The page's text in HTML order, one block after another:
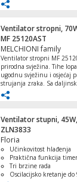
Veliki rezervoar za
Timer funkcija do 7 sati
Ventilator stropni,
MF 25120AST
MELCHIONI family
Ventilator stropni MF
prirodna svježina. Tihe
ugodnu svježinu i osjećaj
strujanja zraka. Sa
upravljačem (baterija nije
metalne lopatice • Prečnik:
brzine rada • Napajanje:
50–60 Hz • Snaga: 70 W •
Dimenzije (D x Š x V): 54,5
Ventilator stupni,
ZLN3833
Floria
Učinkovitost hlađenja
Praktična funkcija
Tri brzine rada
Oscilacijsko kretanje do